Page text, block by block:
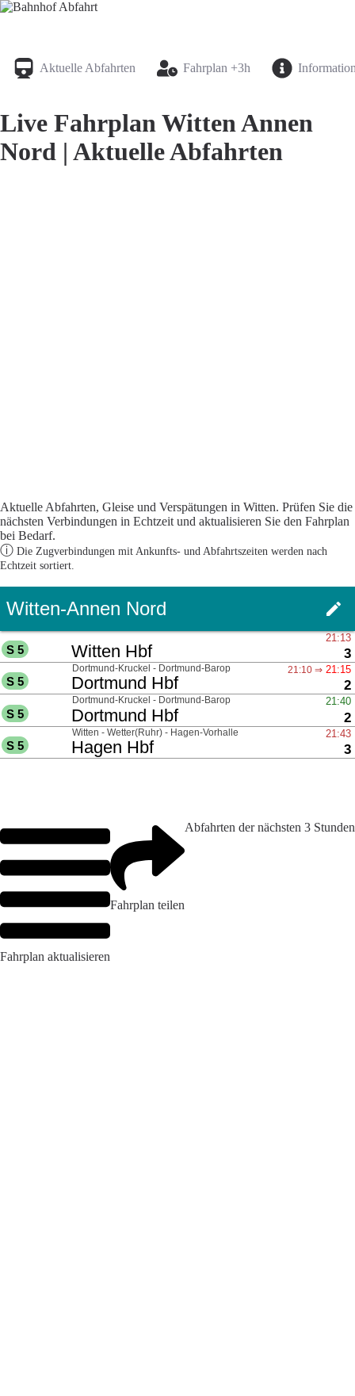
Aktuelle Abfahrten Fahrplan +3h
Live Fahrplan Witten Annen
Nord | Aktuelle Abfahrten
Aktuelle Abfahrten, Gleise und Verspätungen in Witten. Prüfen Sie die
nächsten Verbindungen in Echtzeit und aktualisieren Sie den Fahrplan
bei Bedarf.
ⓘ Die Zugverbindungen mit Ankunfts- und Abfahrtszeiten werden nach
Echtzeit sortiert.
Fahrplan aktualisieren
Fahrplan teilen
Abfahrten der nächsten 3 Stunden